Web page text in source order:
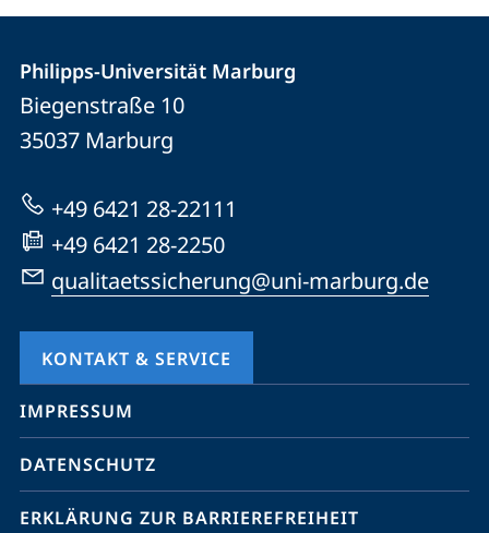
und
Informationen
Website
der
Universität
Marburg
Philipps-Universität Marburg
Biegenstraße 10
35037 Marburg
+49 6421 28-22111
+49 6421 28-2250
qualitaetssicherung@uni-marburg.de
KONTAKT & SERVICE
Mobile-
Service-
Navigation
und
IMPRESSUM
DATENSCHUTZ
ERKLÄRUNG ZUR BARRIEREFREIHEIT